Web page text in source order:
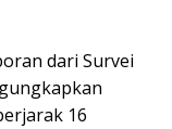
dari Survei
16